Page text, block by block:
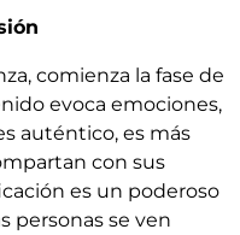
comienza la fase de
evoca emociones,
auténtico, es más
con sus
es un poderoso
personas se ven